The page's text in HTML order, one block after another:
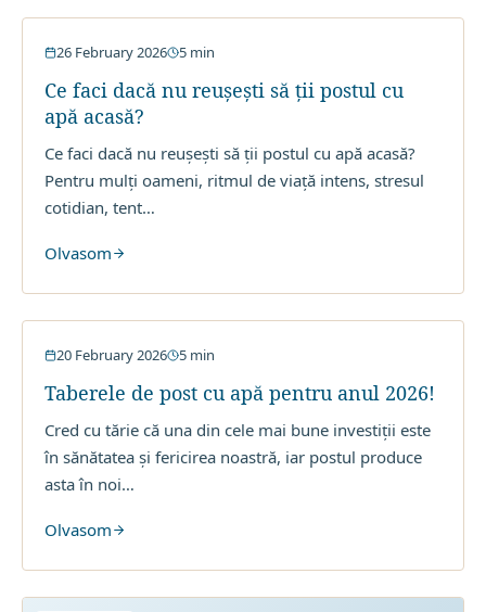
Post cu Apa
26 February 2026 5 min
Ce faci dacă nu reușești să ții postul cu
apă acasă?
Ce faci dacă nu reușești să ții postul cu apă acasă?
Pentru mulți oameni, ritmul de viață intens, stresul
cotidian, tent…
Olvasom
Post cu Apa
20 February 2026 5 min
Taberele de post cu apă pentru anul 2026!
Cred cu tărie că una din cele mai bune investiții este
în sănătatea și fericirea noastră, iar postul produce
asta în noi…
Olvasom